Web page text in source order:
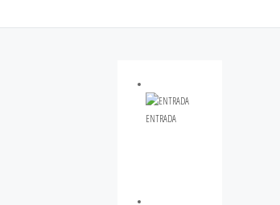
ENTRADA